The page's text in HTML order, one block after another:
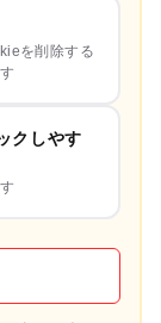
を削除する
クしやす